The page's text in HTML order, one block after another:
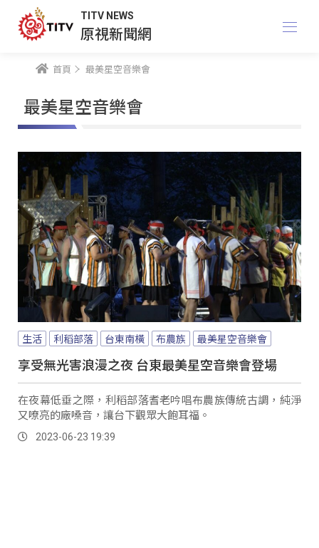
TITV NEWS
原視新聞網
首頁 最美星空音樂會
最美星空音樂會
生活 利稻部落 台東南橫 布農族 最美星空音樂會
享受無光害浪漫之夜 台東最美星空音樂會登場
在夜幕低垂之際，利稻部落耆老吟唱布農族傳統古調，純淨
又嘹亮的廠嗓音，讓台下觀眾大飽耳福。
2023-06-23 19:39